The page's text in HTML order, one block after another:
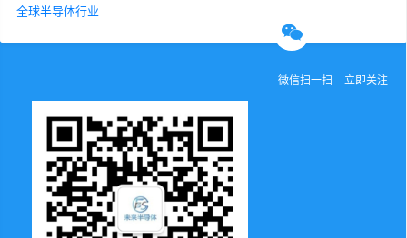
全球半导体行业
微信扫一扫 立即关注